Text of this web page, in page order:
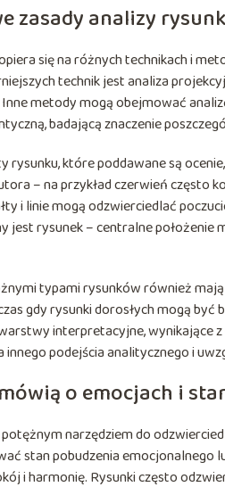
zasady analizy
się na różnych technikach i
technik jest analiza
metody mogą obejmować
badającą znaczenie
rysunku, które poddawane są
– na przykład czerwień często
i linie mogą odzwierciedlać
jest rysunek – centralne położenie
typami rysunków również
gdy rysunki dorosłych mogą
interpretacyjne, wynikające
podejścia analitycznego i
o emocjach i
narzędziem do
stan pobudzenia emocjonalnego
i harmonię. Rysunki często